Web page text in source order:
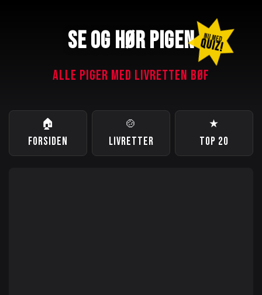
SE OG HØR PIGEN NU MED
QUIZ!
ALLE PIGER MED LIVRETTEN BØF
🏠
FORSIDEN
🍲
LIVRETTER
★
TOP 20